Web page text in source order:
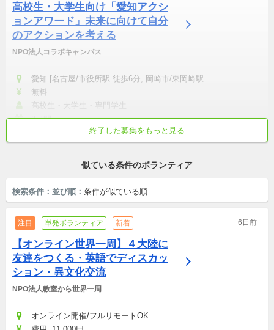
高校生・大学生向け「愛知アクシ
ョンアワード」未来に向けて自分
のアクションを考える
NPO法人コラボキャンパス
愛知 [名古屋/市役所駅 徒歩6分, 岡崎市/東岡崎駅...
無料
高校生・大学生・専門学生
2日間
学校/仕事終わりから参加
土日中心
終了した募集をもっと見る
似ている条件のボランティア
検索条件： 並び順： 条件が似ている順
注目 単発ボランティア 新着 6日前
【オンライン世界一周】４大陸に
友達をつくる・英語でディスカッ
ション・異文化交流
NPO法人教室から世界一周
オンライン開催/フルリモートOK